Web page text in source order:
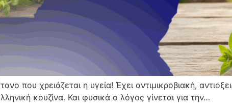
που χρειάζεται η υγεία! Έχει αντιμικροβιακή,
κουζίνα. Και φυσικά ο λόγος γίνεται για την…